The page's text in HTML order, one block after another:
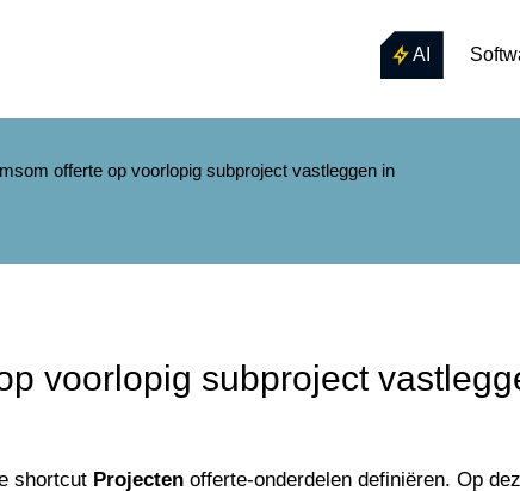
AI
offerte op voorlopig subproject vastleggen in
voorlopig subproject
shortcut Projecten offerte-onderdelen definiëren. Op